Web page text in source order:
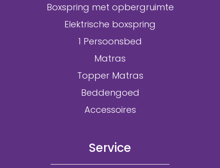
Boxspring met opbergruimte
Elektrische boxspring
1 Persoonsbed
Matras
Topper Matras
Beddengoed
Accessoires
Service